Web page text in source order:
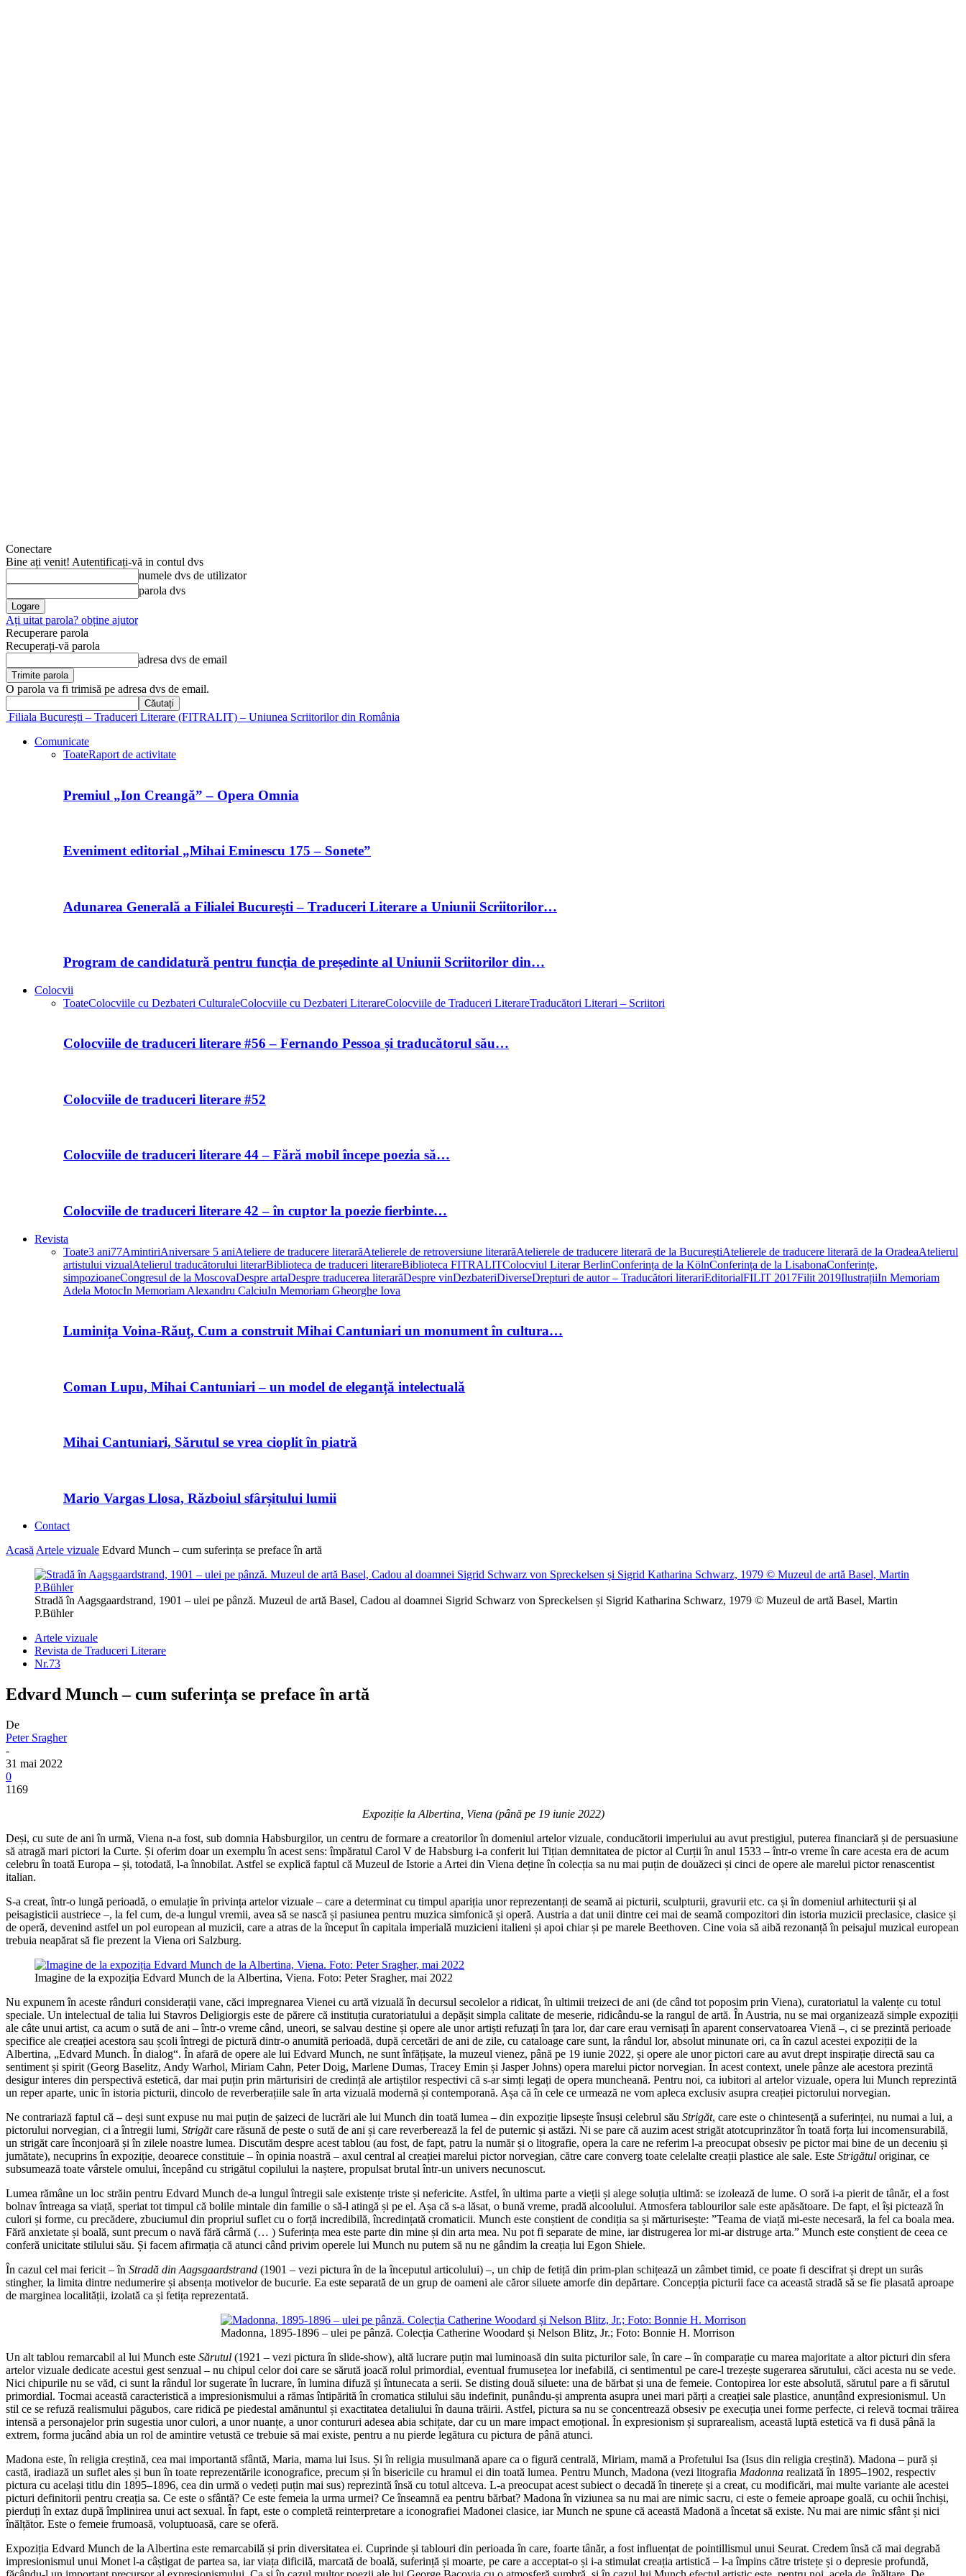
Conectare
Bine ați venit! Autentificați-vă in contul dvs
numele dvs de utilizator
parola dvs
Ați uitat parola? obține ajutor
Recuperare parola
Recuperați-vă parola
adresa dvs de email
O parola va fi trimisă pe adresa dvs de email.
Filiala București – Traduceri Literare (FITRALIT) – Uniunea Scriitorilor din România
Comunicate
ToateRaport de activitate
Premiul „Ion Creangă” – Opera Omnia
Eveniment editorial „Mihai Eminescu 175 – Sonete”
Adunarea Generală a Filialei București – Traduceri Literare a Uniunii Scriitorilor…
Program de candidatură pentru funcția de președinte al Uniunii Scriitorilor din…
Colocvii
ToateColocviile cu Dezbateri CulturaleColocviile cu Dezbateri LiterareColocviile de Traduceri LiterareTraducători Literari – Scriitori
Colocviile de traduceri literare #56 – Fernando Pessoa și traducătorul său…
Colocviile de traduceri literare #52
Colocviile de traduceri literare 44 – Fără mobil începe poezia să…
Colocviile de traduceri literare 42 – în cuptor la poezie fierbinte…
Revista
Toate3 ani77AmintiriAniversare 5 aniAteliere de traducere literarăAtelierele de retroversiune literarăAtelierele de traducere literară de la BucureștiAtelierele de traducere literară de la OradeaAtelierul
artistului vizualAtelierul traducătorului literarBiblioteca de traduceri literareBiblioteca FITRALITColocviul Literar BerlinConferința de la KölnConferința de la LisabonaConferințe,
simpozioaneCongresul de la MoscovaDespre artaDespre traducerea literarăDespre vinDezbateriDiverseDrepturi de autor – Traducători literariEditorialFILIT 2017Filit 2019IlustrațiiIn Memoriam
Adela MotocIn Memoriam Alexandru CalciuIn Memoriam Gheorghe Iova
Luminița Voina-Răuț, Cum a construit Mihai Cantuniari un monument în cultura…
Coman Lupu, Mihai Cantuniari – un model de eleganță intelectuală
Mihai Cantuniari, Sărutul se vrea cioplit în piatră
Mario Vargas Llosa, Războiul sfârșitului lumii
Contact
Acasă Artele vizuale Edvard Munch – cum suferința se preface în artă
Stradă în Aagsgaardstrand, 1901 – ulei pe pânză. Muzeul de artă Basel, Cadou al doamnei Sigrid Schwarz von Spreckelsen și Sigrid Katharina Schwarz, 1979 © Muzeul de artă Basel, Martin
P.Bühler
Artele vizuale
Revista de Traduceri Literare
Nr.73
Edvard Munch – cum suferința se preface în artă
De
Peter Sragher
-
31 mai 2022
0
1169
Expoziție la Albertina, Viena (până pe 19 iunie 2022)
Deși, cu sute de ani în urmă, Viena n-a fost, sub domnia Habsburgilor, un centru de formare a creatorilor în domeniul artelor vizuale, conducătorii imperiului au avut prestigiul, puterea financiară și de persuasiune
să atragă mari pictori la Curte. Și oferim doar un exemplu în acest sens: împăratul Carol V de Habsburg i-a conferit lui Tițian demnitatea de pictor al Curții în anul 1533 – într-o vreme în care acesta era de acum
celebru în toată Europa – și, totodată, l-a înnobilat. Astfel se explică faptul că Muzeul de Istorie a Artei din Viena deține în colecția sa nu mai puțin de douăzeci și cinci de opere ale marelui pictor renascentist
italian.
S-a creat, într-o lungă perioadă, o emulație în privința artelor vizuale – care a determinat cu timpul apariția unor reprezentanți de seamă ai picturii, sculpturii, gravurii etc. ca și în domeniul arhitecturii și al
peisagisticii austriece –, la fel cum, de-a lungul vremii, avea să se nască și pasiunea pentru muzica simfonică și operă. Austria a dat unii dintre cei mai de seamă compozitori din istoria muzicii preclasice, clasice și
de operă, devenind astfel un pol european al muzicii, care a atras de la început în capitala imperială muzicieni italieni și apoi chiar și pe marele Beethoven. Cine voia să aibă rezonanță în peisajul muzical european
trebuia neapărat să fie prezent la Viena ori Salzburg.
Imagine de la expoziția Edvard Munch de la Albertina, Viena. Foto: Peter Sragher, mai 2022
Nu expunem în aceste rânduri considerații vane, căci impregnarea Vienei cu artă vizuală în decursul secolelor a ridicat, în ultimii treizeci de ani (de când tot poposim prin Viena), curatoriatul la valențe cu totul
speciale. Un intelectual de talia lui Stavros Deligiorgis este de părere că instituția curatoriatului a depășit simpla calitate de meserie, ridicându-se la rangul de artă. În Austria, nu se mai organizează simple expoziții
ale câte unui artist, ca acum o sută de ani – într-o vreme când, uneori, se salvau destine și opere ale unor artiști refuzați în țara lor, dar care erau vernisați în aparent conservatoarea Vienă –, ci se prezintă perioade
specifice ale creației acestora sau școli întregi de pictură dintr-o anumită perioadă, după cercetări de ani de zile, cu cataloage care sunt, la rândul lor, absolut minunate ori, ca în cazul acestei expoziții de la
Albertina, „Edvard Munch. În dialog“. În afară de opere ale lui Edvard Munch, ne sunt înfățișate, la muzeul vienez, până pe 19 iunie 2022, și opere ale unor pictori care au avut drept inspirație directă sau ca
sentiment și spirit (Georg Baselitz, Andy Warhol, Miriam Cahn, Peter Doig, Marlene Dumas, Tracey Emin și Jasper Johns) opera marelui pictor norvegian. În acest context, unele pânze ale acestora prezintă
desigur interes din perspectivă estetică, dar mai puțin prin mărturisiri de credință ale artiștilor respectivi că s-ar simți legați de opera muncheană. Pentru noi, ca iubitori al artelor vizuale, opera lui Munch reprezintă
un reper aparte, unic în istoria picturii, dincolo de reverberațiile sale în arta vizuală modernă și contemporană. Așa că în cele ce urmează ne vom apleca exclusiv asupra creației pictorului norvegian.
Ne contrariază faptul că – deși sunt expuse nu mai puțin de șaizeci de lucrări ale lui Munch din toată lumea – din expoziție lipsește însuși celebrul său Strigăt, care este o chintesență a suferinței, nu numai a lui, a
pictorului norvegian, ci a întregii lumi, Strigătcare răsună de peste o sută de ani și care reverberează la fel de puternic și astăzi. Ni se pare că auzim acest strigăt atotcuprinzător în toată forța lui incomensurabilă,
un strigăt care înconjoară și în zilele noastre lumea. Discutăm despre acest tablou (au fost, de fapt, patru la număr și o litografie, opera la care ne referim l-a preocupat obsesiv pe pictor mai bine de un deceniu și
jumătate), necuprins în expoziție, deoarece constituie – în opinia noastră – axul central al creației marelui pictor norvegian, către care converg toate celelalte creații plastice ale sale. Este Strigătul originar, ce
subsumează toate vârstele omului, începând cu strigătul copilului la naștere, propulsat brutal într-un univers necunoscut.
Lumea rămâne un loc străin pentru Edvard Munch de-a lungul întregii sale existențe triste și nefericite. Astfel, în ultima parte a vieții și alege soluția ultimă: se izolează de lume. O soră i-a pierit de tânăr, el a fost
bolnav întreaga sa viață, speriat tot timpul că bolile mintale din familie o să-l atingă și pe el. Așa că s-a lăsat, o bună vreme, pradă alcoolului. Atmosfera tablourilor sale este apăsătoare. De fapt, el își pictează în
culori și forme, cu precădere, zbuciumul din propriul suflet cu o forță incredibilă, încredințată cromaticii. Munch este conștient de condiția sa și mărturisește: ”Teama de viață mi-este necesară, la fel ca boala mea.
Fără anxietate și boală, sunt precum o navă fără cârmă (… ) Suferința mea este parte din mine și din arta mea. Nu pot fi separate de mine, iar distrugerea lor mi-ar distruge arta.” Munch este conștient de ceea ce
conferă unicitate stilului său. Și facem afirmația că atunci când privim operele lui Munch nu putem să nu ne gândim la creația lui Egon Shiele.
În cazul cel mai fericit – în Stradă din Aagsgaardstrand (1901 – vezi pictura în de la începutul articolului) –, un chip de fetiță din prim-plan schițează un zâmbet timid, ce poate fi descifrat și drept un surâs
stingher, la limita dintre nedumerire și absența motivelor de bucurie. Ea este separată de un grup de oameni ale căror siluete amorfe din depărtare. Concepția picturii face ca această stradă să se fie plasată aproape
de marginea localității, izolată ca și fetița reprezentată.
Madonna, 1895-1896 – ulei pe pânză. Colecția Catherine Woodard și Nelson Blitz, Jr.; Foto: Bonnie H. Morrison
Un alt tablou remarcabil al lui Munch este Sărutul (1921 – vezi pictura în slide-show), altă lucrare puțin mai luminoasă din suita picturilor sale, în care – în comparație cu marea majoritate a altor picturi din sfera
artelor vizuale dedicate acestui gest senzual – nu chipul celor doi care se sărută joacă rolul primordial, eventual frumusețea lor inefabilă, ci sentimentul pe care-l trezește sugerarea sărutului, căci acesta nu se vede.
Nici chipurile nu se văd, ci sunt la rândul lor sugerate în lucrare, în lumina difuză și întunecata a serii. Se disting două siluete: una de bărbat și una de femeie. Contopirea lor este absolută, sărutul pare a fi sărutul
primordial. Tocmai această caracteristică a impresionismului a rămas întipărită în cromatica stilului său indefinit, punându-și amprenta asupra unei mari părți a creației sale plastice, anunțând expresionismul. Un
stil ce se refuză realismului păgubos, care ridică pe piedestal amănuntul și exactitatea detaliului în dauna trăirii. Astfel, pictura sa nu se concentrează obsesiv pe execuția unei forme perfecte, ci relevă tocmai trăirea
intensă a personajelor prin sugestia unor culori, a unor nuanțe, a unor contururi adesea abia schițate, dar cu un mare impact emoțional. În expresionism și suprarealism, această luptă estetică va fi dusă până la
extrem, forma jucând abia un rol de amintire vetustă ce trebuie să mai existe, pentru a nu pierde legătura cu pictura de până atunci.
Madona este, în religia creștină, cea mai importantă sfântă, Maria, mama lui Isus. Și în religia musulmană apare ca o figură centrală, Miriam, mamă a Profetului Isa (Isus din religia creștină). Madona – pură și
castă, iradiază un suflet ales și bun în toate reprezentările iconografice, precum și în bisericile cu hramul ei din toată lumea. Pentru Munch, Madona (vezi litografia Madonna realizată în 1895–1902, respectiv
pictura cu același titlu din 1895–1896, cea din urmă o vedeți puțin mai sus) reprezintă însă cu totul altceva. L-a preocupat acest subiect o decadă în tinerețe și a creat, cu modificări, mai multe variante ale acestei
picturi definitorii pentru creația sa. Ce este o sfântă? Ce este femeia la urma urmei? Ce înseamnă ea pentru bărbat? Madona în viziunea sa nu mai are nimic sacru, ci este o femeie aproape goală, cu ochii închiși,
pierduți în extaz după împlinirea unui act sexual. În fapt, este o completă reinterpretare a iconografiei Madonei clasice, iar Munch ne spune că această Madonă a încetat să existe. Nu mai are nimic sfânt și nici
înălțător. Este o femeie frumoasă, voluptuoasă, care se oferă.
Expoziția Edvard Munch de la Albertina este remarcabilă și prin diversitatea ei. Cuprinde și tablouri din perioada în care, foarte tânăr, a fost influențat de pointillismul unui Seurat. Credem însă că mai degrabă
impresionismul unui Monet l-a câștigat de partea sa, iar viața dificilă, marcată de boală, suferință și moarte, pe care a acceptat-o și i-a stimulat creația artistică – l-a împins către tristețe și o depresie profundă,